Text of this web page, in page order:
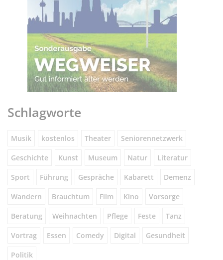
Schlagworte
Musik kostenlos Theater Seniorennetzwerk
Geschichte Kunst Museum Natur Literatur
Sport Führung Gespräche Kabarett Demenz
Wandern Brauchtum Film Kino Vorsorge
Beratung Weihnachten Pflege Feste Tanz
Vortrag Essen Comedy Digital Gesundheit
Politik